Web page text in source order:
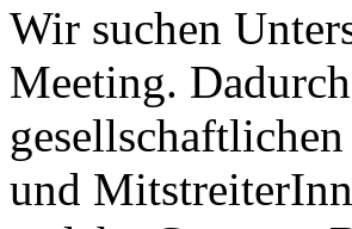
Wir suchen
Meeting.
und